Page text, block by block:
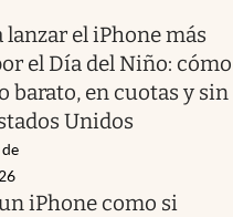
lanzar el iPhone más
el Día del Niño: cómo
barato, en cuotas y sin
Unidos
iPhone como si